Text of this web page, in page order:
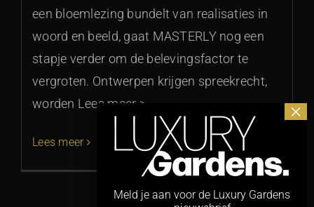
een bloemlezing bundelt van realisaties in
woord en beeld, gaat MASTERLY nog een
stapje verder om de belevingsfactor te
vergroten. Ontwerpen krijgen spreekrecht,
worden Lees meer >
Lees meer
Meld je aan voor de Luxury Gardens